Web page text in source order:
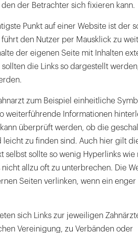
der Betrachter sich fixieren kann.
Punkt auf einer Website ist der
den Nutzer per Mausklick zu
der eigenen Seite mit Inhalten
die Links so dargestellt
zum Beispiel einheitliche
weiterführende Informationen
überprüft werden, ob die
zu finden sind. Auch hier gilt
selbst sollte so wenig Hyperlinks wie
nicht allzu oft zu unterbrechen. Die
Seiten verlinken, wenn ein
sich Links zur jeweiligen
Vereinigung, zu Verbänden oder